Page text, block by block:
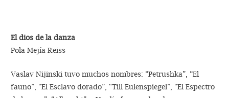
El dios de la danza
Pola Mejía Reiss
Vaslav Nijinski tuvo muchos nombres: “Petrushka”, “El
fauno”, “El Esclavo dorado”, “Till Eulenspiegel”, “El Espectro